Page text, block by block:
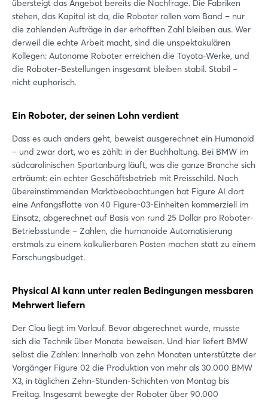
übersteigt das Angebot bereits die Nachfrage. Die Fabriken
stehen, das Kapital ist da, die Roboter rollen vom Band – nur
die zahlenden Aufträge in der erhofften Zahl bleiben aus. Wer
derweil die echte Arbeit macht, sind die unspektakulären
Kollegen: Autonome Roboter erreichen die Toyota-Werke, und
die Roboter-Bestellungen insgesamt bleiben stabil. Stabil –
nicht euphorisch.
Ein Roboter, der seinen Lohn verdient
Dass es auch anders geht, beweist ausgerechnet ein Humanoid
– und zwar dort, wo es zählt: in der Buchhaltung. Bei BMW im
südcarolinischen Spartanburg läuft, was die ganze Branche sich
erträumt: ein echter Geschäftsbetrieb mit Preisschild. Nach
übereinstimmenden Marktbeobachtungen hat Figure AI dort
eine Anfangsflotte von 40 Figure-03-Einheiten kommerziell im
Einsatz, abgerechnet auf Basis von rund 25 Dollar pro Roboter-
Betriebsstunde – Zahlen, die humanoide Automatisierung
erstmals zu einem kalkulierbaren Posten machen statt zu einem
Forschungsbudget.
Physical AI kann unter realen Bedingungen messbaren
Mehrwert liefern
Der Clou liegt im Vorlauf. Bevor abgerechnet wurde, musste
sich die Technik über Monate beweisen. Und hier liefert BMW
selbst die Zahlen: Innerhalb von zehn Monaten unterstützte der
Vorgänger Figure 02 die Produktion von mehr als 30.000 BMW
X3, in täglichen Zehn-Stunden-Schichten von Montag bis
Freitag. Insgesamt bewegte der Roboter über 90.000